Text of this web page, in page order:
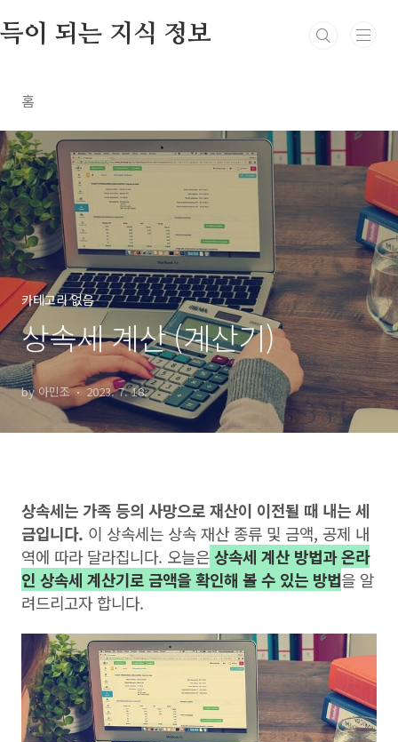
득이 되는 지식 정보
홈
카테고리 없음
상속세 계산 (계산기)
by 아민조 2023. 7. 18.
상속세는 가족 등의 사망으로 재산이 이전될 때 내는 세
금입니다. 이 상속세는 상속 재산 종류 및 금액, 공제 내
역에 따라 달라집니다. 오늘은상속세 계산 방법과 온라
인 상속세 계산기로 금액을 확인해 볼 수 있는 방법을 알
려드리고자 합니다.